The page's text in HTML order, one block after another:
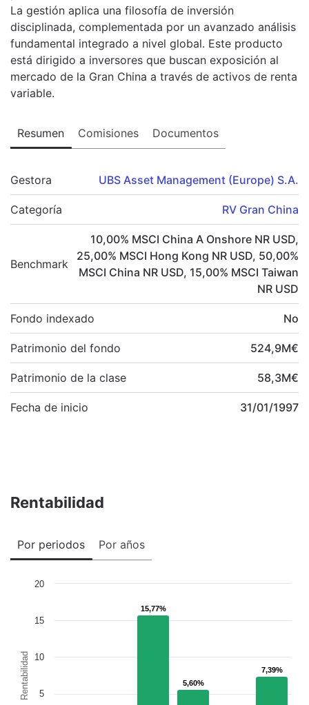
La gestión aplica una filosofía de inversión
disciplinada, complementada por un avanzado análisis
fundamental integrado a nivel global. Este producto
está dirigido a inversores que buscan exposición al
mercado de la Gran China a través de activos de renta
variable.
Resumen Comisiones Documentos
Gestora UBS Asset Management (Europe) S.A.
Categoría RV Gran China
Benchmark
10,00% MSCI China A Onshore NR USD,
25,00% MSCI Hong Kong NR USD, 50,00%
MSCI China NR USD, 15,00% MSCI Taiwan
NR USD
Fondo indexado No
Patrimonio del fondo 524,9M€
Patrimonio de la clase 58,3M€
Fecha de inicio 31/01/1997
Rentabilidad
Por periodos Por años
Rentabilidad
15,77%
15,77%
5,60%
5,60%
7,39%
7,39%
5
10
15
20